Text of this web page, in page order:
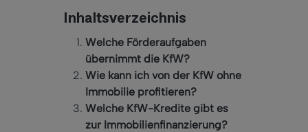
Inhaltsverzeichnis
Welche Förderaufgaben
übernimmt die KfW?
Wie kann ich von der KfW ohne
Immobilie profitieren?
Welche KfW-Kredite gibt es
zur Immobilienfinanzierung?